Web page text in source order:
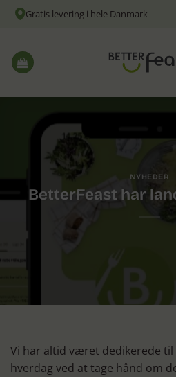
FortsætGratis levering i hele Danmark
NYHEDER
BetterFeast har
Vi har altid været dedikerede
hverdag ved at tage hånd om